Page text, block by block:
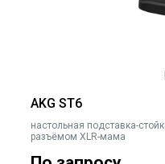
AKG ST6
настольная подставка-
разъёмом XLR-мама